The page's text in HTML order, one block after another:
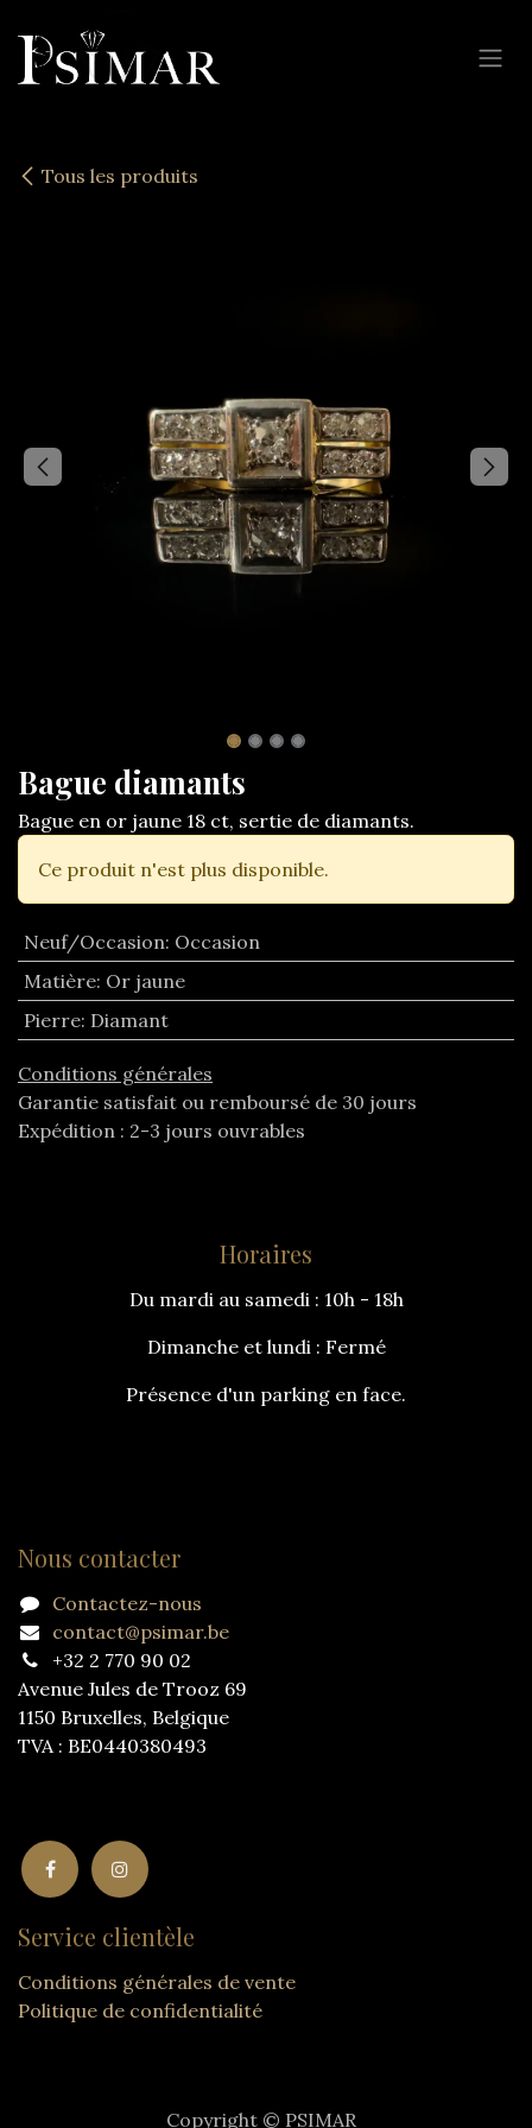
Tous les produits
Bague diamants
Bague en or jaune 18 ct, sertie de diamants.
Ce produit n'est plus disponible.
Neuf/Occasion: Occasion
Matière: Or jaune
Pierre: Diamant
Conditions générales
Garantie satisfait ou remboursé de 30 jours
Expédition : 2-3 jours ouvrables
Horaires
Du mardi au samedi : 10h - 18h
Dimanche et lundi : Fermé
Présence d'un parking en face.
Nous contacter
Contactez-nous
contact@psimar.be
+32 2 770 90 02
Avenue Jules de Trooz 69
1150 Bruxelles, Belgique
TVA : BE0440380493
Service clientèle
Conditions générales de vente
Politique de confidentialité
Copyright © PSIMAR